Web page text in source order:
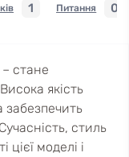
1 Питання 0
стане
якість
забезпечить
стиль
цієї моделі і